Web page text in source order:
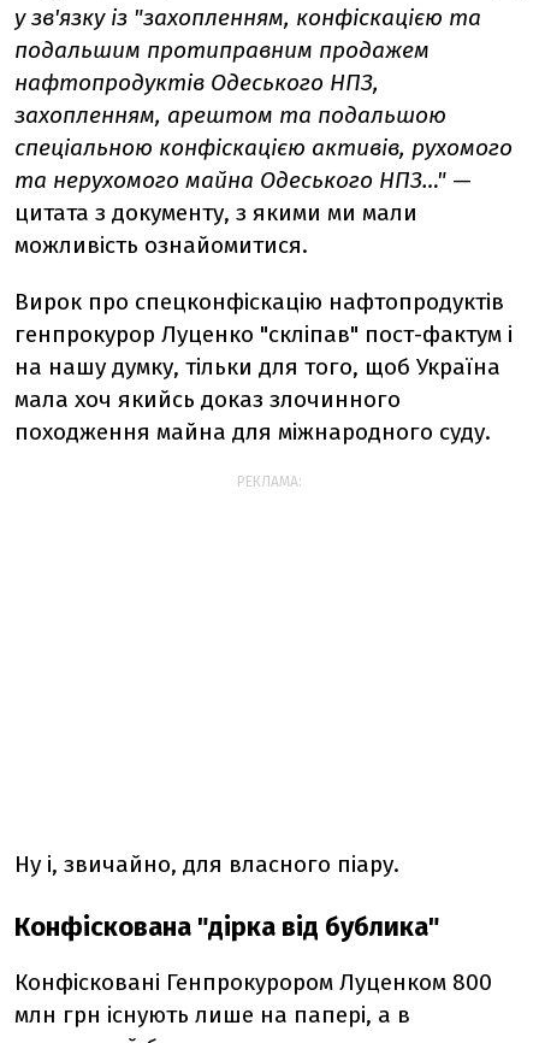
у зв'язку із "захопленням, конфіскацією та
подальшим протиправним продажем
нафтопродуктів Одеського НПЗ,
захопленням, арештом та подальшою
спеціальною конфіскацією активів, рухомого
та нерухомого майна Одеського НПЗ…" —
цитата з документу, з якими ми мали
можливість ознайомитися.
Вирок про спецконфіскацію нафтопродуктів
генпрокурор Луценко "скліпав" пост-фактум і
на нашу думку, тільки для того, щоб Україна
мала хоч якийсь доказ злочинного
походження майна для міжнародного суду.
РЕКЛАМА:
Ну і, звичайно, для власного піару.
Конфіскована "дірка від бублика"
Конфісковані Генпрокурором Луценком 800
млн грн існують лише на папері, а в